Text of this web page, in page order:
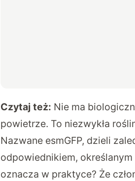
Czytaj też: Nie ma
powietrze. To niezwykła
Nazwane esmGFP, dzieli
odpowiednikiem,
oznacza w praktyce? Że